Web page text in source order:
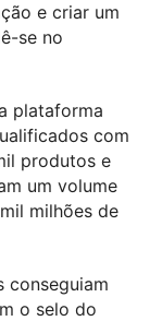
e criar um
se no
plataforma
com
produtos e
um volume
milhões de
conseguiam
o selo do